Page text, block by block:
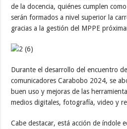
de la docencia, quiénes cumplen
serán formados a nivel superior la
gracias a la gestión del MPPE
Durante el desarrollo del encuentro
comunicadores Carabobo 2024, se
buen uso y mejoras de las
medios digitales, fotografía, video y
Cabe destacar, está acción de índole